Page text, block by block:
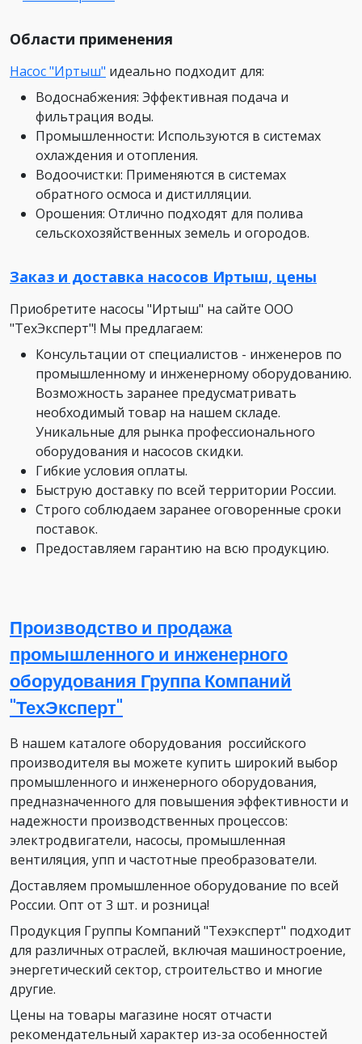
Области применения
Насос "Иртыш" идеально подходит для:
Водоснабжения: Эффективная подача и
фильтрация воды.
Промышленности: Используются в системах
охлаждения и отопления.
Водоочистки: Применяются в системах
обратного осмоса и дистилляции.
Орошения: Отлично подходят для полива
сельскохозяйственных земель и огородов.
Заказ и доставка насосов Иртыш, цены
Приобретите насосы "Иртыш" на сайте ООО
"ТехЭксперт"! Мы предлагаем:
Консультации от специалистов - инженеров по
промышленному и инженерному оборудованию.
Возможность заранее предусматривать
необходимый товар на нашем складе.
Уникальные для рынка профессионального
оборудования и насосов скидки.
Гибкие условия оплаты.
Быструю доставку по всей территории России.
Строго соблюдаем заранее оговоренные сроки
поставок.
Предоставляем гарантию на всю продукцию.
Производство и продажа
промышленного и инженерного
оборудования Группа Компаний
"ТехЭксперт"
В нашем каталоге оборудования российского
производителя вы можете купить широкий выбор
промышленного и инженерного оборудования,
предназначенного для повышения эффективности и
надежности производственных процессов:
электродвигатели, насосы, промышленная
вентиляция, упп и частотные преобразователи.
Доставляем промышленное оборудование по всей
России. Опт от 3 шт. и розница!
Продукция Группы Компаний "Техэксперт" подходит
для различных отраслей, включая машиностроение,
энергетический сектор, строительство и многие
другие.
Цены на товары магазине носят отчасти
рекомендательный характер из-за особенностей